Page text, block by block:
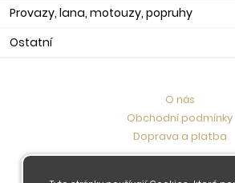
Provazy, lana, motouzy, popruhy
Ostatní
O nás
Obchodní podmínky
Doprava a platba
Kontaktujte nás